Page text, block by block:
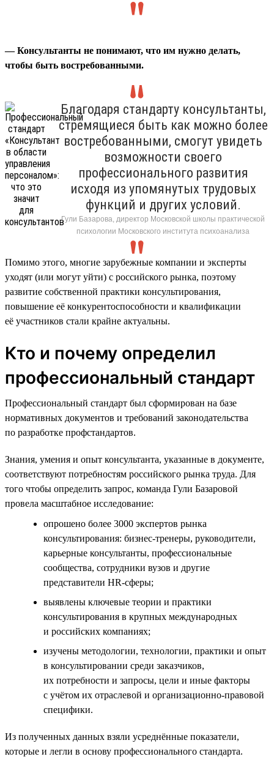
— Консультанты не понимают, что им нужно делать,
чтобы быть востребованными.
Благодаря стандарту консультанты,
стремящиеся быть как можно более
востребованными, смогут увидеть
возможности своего
профессионального развития
исходя из упомянутых трудовых
функций и других условий.
Гули Базарова, директор Московской школы практической
психологии Московского института психоанализа
Помимо этого, многие зарубежные компании и эксперты
уходят (или могут уйти) с российского рынка, поэтому
развитие собственной практики консультирования,
повышение её конкурентоспособности и квалификации
её участников стали крайне актуальны.
Кто и почему определил
профессиональный стандарт
Профессиональный стандарт был сформирован на базе
нормативных документов и требований законодательства
по разработке профстандартов.
Знания, умения и опыт консультанта, указанные в документе,
соответствуют потребностям российского рынка труда. Для
того чтобы определить запрос, команда Гули Базаровой
провела масштабное исследование:
опрошено более 3000 экспертов рынка
консультирования: бизнес-тренеры, руководители,
карьерные консультанты, профессиональные
сообщества, сотрудники вузов и другие
представители HR-сферы;
выявлены ключевые теории и практики
консультирования в крупных международных
и российских компаниях;
изучены методологии, технологии, практики и опыт
в консультировании среди заказчиков,
их потребности и запросы, цели и иные факторы
с учётом их отраслевой и организационно-правовой
специфики.
Из полученных данных взяли усреднённые показатели,
которые и легли в основу профессионального стандарта.